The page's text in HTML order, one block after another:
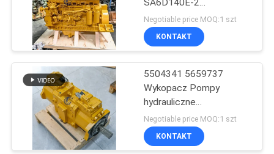
WSZYSTKIE
PRZYPADKI
POPROSIĆ
O
WYCENĘ
Hydrauliczna pompa
wentylatora
76
SA6D140E-2
SDA6D140E-2
SAA6D140-2
Negotiable price MOQ:1 szt
KONTAKT
5504341 5659737
Wykopacz Pompy
hydrauliczne
K7V180DTP Do E336
E336GC 380DK
Negotiable price MOQ:1 szt
KONTAKT